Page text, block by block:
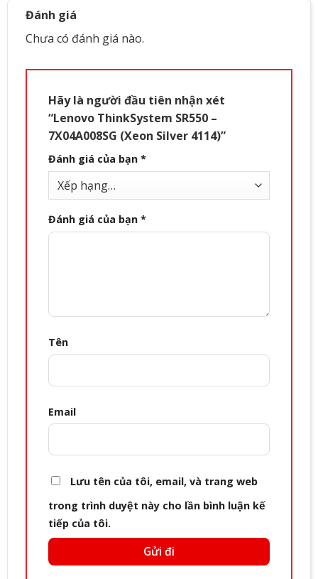
Network Controller
Form Factor
Đánh giá
Chưa có đánh giá nào.
Hãy là người đầu tiên nhận xét
“Lenovo ThinkSystem SR550 –
7X04A008SG (Xeon Silver 4114)”
Đánh giá của bạn *
Đánh giá của bạn *
Tên
Email
Lưu tên của tôi, email, và trang web
trong trình duyệt này cho lần bình luận kế
tiếp của tôi.